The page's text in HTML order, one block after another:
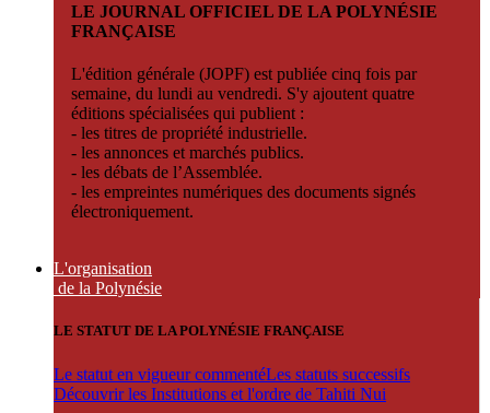
LE JOURNAL OFFICIEL DE LA POLYNÉSIE
FRANÇAISE
L'édition générale (JOPF) est publiée cinq fois par
semaine, du lundi au vendredi. S'y ajoutent quatre
éditions spécialisées qui publient :
- les titres de propriété industrielle.
- les annonces et marchés publics.
- les débats de l’Assemblée.
- les empreintes numériques des documents signés
électroniquement.
L'organisation
de la Polynésie
LE STATUT DE LA POLYNÉSIE FRANÇAISE
Le statut en vigueur commentéLes statuts successifs
Découvrir les Institutions et l'ordre de Tahiti Nui